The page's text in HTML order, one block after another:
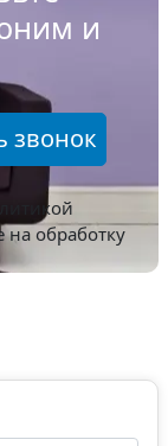
и
звонок
на обработку